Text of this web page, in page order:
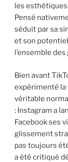
les
Pensé
séduit par sa
et son
l’ensemble
Bien avant
expérimenté la
véritable
: Instagram a
Facebook ses
glissement
pas toujours
a été critiqué